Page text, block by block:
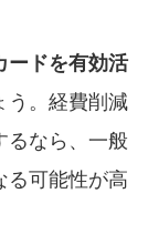
ードを有効活
う。経費削減
るなら、一般
る可能性が高